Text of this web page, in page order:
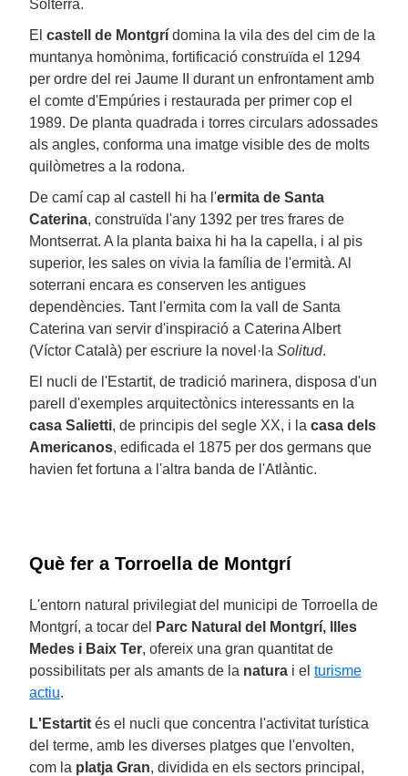
Solterra.
El castell de Montgrí domina la vila des del cim de la
muntanya homònima, fortificació construïda el 1294
per ordre del rei Jaume II durant un enfrontament amb
el comte d'Empúries i restaurada per primer cop el
1989. De planta quadrada i torres circulars adossades
als angles, conforma una imatge visible des de molts
quilòmetres a la rodona.
De camí cap al castell hi ha l'ermita de Santa
Caterina, construïda l'any 1392 per tres frares de
Montserrat. A la planta baixa hi ha la capella, i al pis
superior, les sales on vivia la família de l'ermità. Al
soterrani encara es conserven les antigues
dependències. Tant l'ermita com la vall de Santa
Caterina van servir d'inspiració a Caterina Albert
(Víctor Català) per escriure la novel·la Solitud.
El nucli de l'Estartit, de tradició marinera, disposa d'un
parell d'exemples arquitectònics interessants en la
casa Salietti, de principis del segle XX, i la casa dels
Americanos, edificada el 1875 per dos germans que
havien fet fortuna a l'altra banda de l'Atlàntic.
Què fer a Torroella de Montgrí
L'entorn natural privilegiat del municipi de Torroella de
Montgrí, a tocar del
Parc Natural del Montgrí, llles
Medes i Baix Ter, ofereix una gran quantitat de
possibilitats per als amants de la natura i el turisme
actiu.
L'Estartit és el nucli que concentra l'activitat turística
del terme, amb les diverses platges que l'envolten,
com la platja Gran, dividida en els sectors principal,